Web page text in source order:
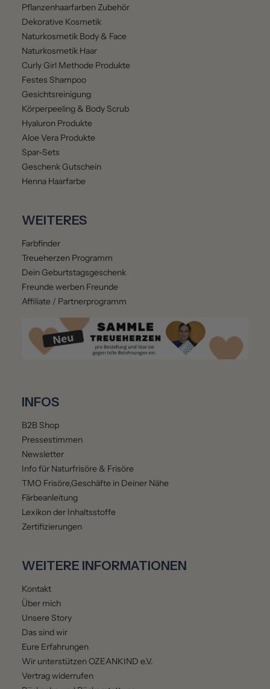
Pflanzenhaarfarben Zubehör
Dekorative Kosmetik
Naturkosmetik Body & Face
Naturkosmetik Haar
Curly Girl Methode Produkte
Festes Shampoo
Gesichtsreinigung
Körperpeeling & Body Scrub
Hyaluron Produkte
Aloe Vera Produkte
Spar-Sets
Geschenk Gutschein
Henna Haarfarbe
WEITERES
Farbfinder
Treueherzen Programm
Dein Geburtstagsgeschenk
Freunde werben Freunde
Affiliate / Partnerprogramm
INFOS
B2B Shop
Pressestimmen
Newsletter
Info für Naturfrisöre & Frisöre
TMO Frisöre,Geschäfte in Deiner Nähe
Färbeanleitung
Lexikon der Inhaltsstoffe
Zertifizierungen
WEITERE INFORMATIONEN
Kontakt
Über mich
Unsere Story
Das sind wir
Eure Erfahrungen
Wir unterstützen OZEANKIND e.V.
Vertrag widerrufen